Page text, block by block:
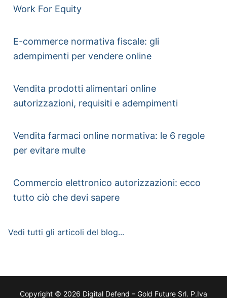
Work For Equity
E-commerce normativa fiscale: gli
adempimenti per vendere online
Vendita prodotti alimentari online
autorizzazioni, requisiti e adempimenti
Vendita farmaci online normativa: le 6 regole
per evitare multe
Commercio elettronico autorizzazioni: ecco
tutto ciò che devi sapere
Vedi tutti gli articoli del blog...
Copyright © 2026 Digital Defend – Gold Future Srl. P.Iva